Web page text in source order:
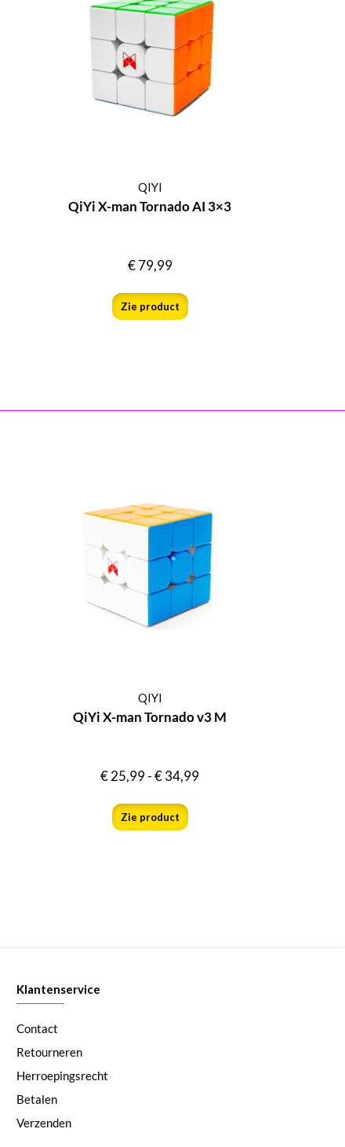
QIYI
QiYi X-man Tornado AI 3×3
€79,99
Zie product
QIYI
QiYi X-man Tornado v3 M
€25,99-€34,99
Zie product
Klantenservice
Contact
Retourneren
Herroepingsrecht
Betalen
Verzenden